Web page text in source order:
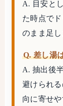
A. 目安と
た時点で
のまま足し
Q. 差し湯
A. 抽出後
避けられ
向に寄せや